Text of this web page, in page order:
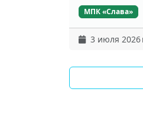
МПК «Слава»
3 июля 2026